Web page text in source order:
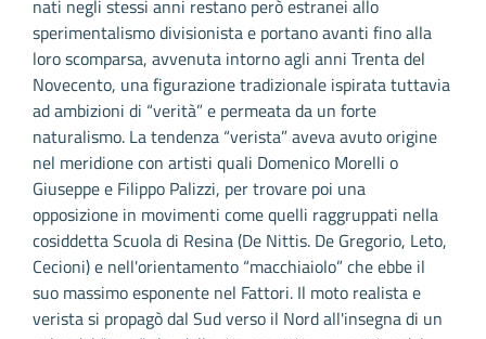
nati negli stessi anni restano però estranei allo
sperimentalismo divisionista e portano avanti fino alla
loro scomparsa, avvenuta intorno agli anni Trenta del
Novecento, una figurazione tradizionale ispirata tuttavia
ad ambizioni di “verità” e permeata da un forte
naturalismo. La tendenza “verista” aveva avuto origine
nel meridione con artisti quali Domenico Morelli o
Giuseppe e Filippo Palizzi, per trovare poi una
opposizione in movimenti come quelli raggruppati nella
cosiddetta Scuola di Resina (De Nittis. De Gregorio, Leto,
Cecioni) e nell'orientamento “macchiaiolo” che ebbe il
suo massimo esponente nel Fattori. Il moto realista e
verista si propagò dal Sud verso il Nord all'insegna di un